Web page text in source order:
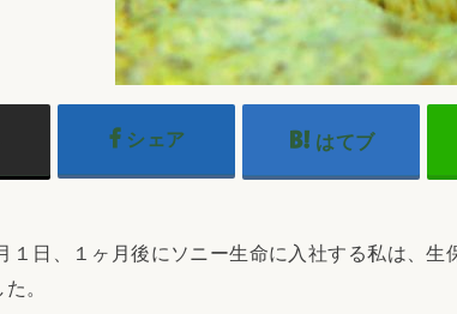
シェア はてブ
日、１ヶ月後にソニー生命に入社する私は、生
。